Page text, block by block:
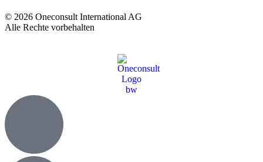
© 2026 Oneconsult International AG
Alle Rechte vorbehalten